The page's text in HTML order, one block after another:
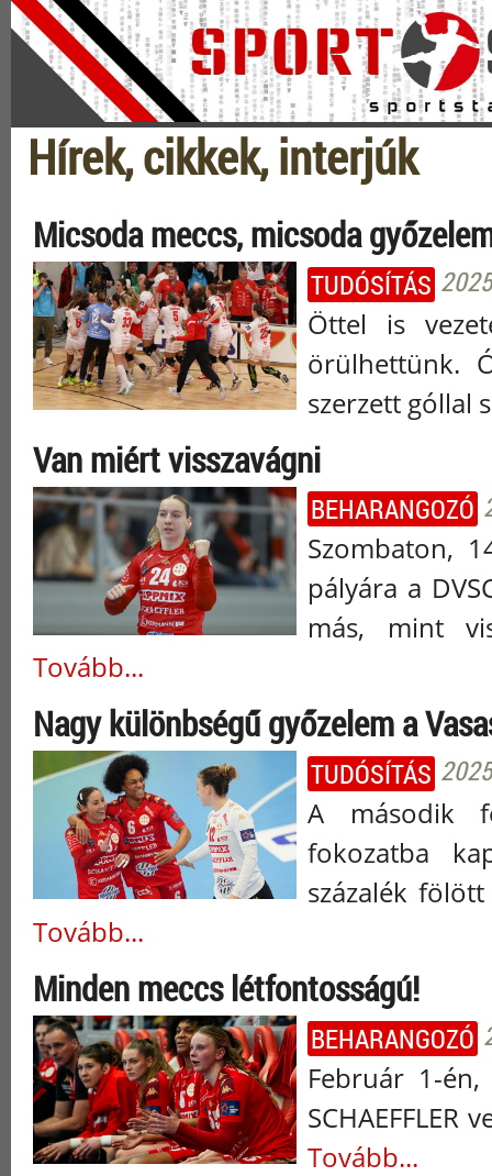
Hírek, cikkek, interjúk
Micsoda meccs, micsoda
TUDÓSÍTÁS
Öttel is
örülhettünk.
szerzett góllal
Van miért visszavágni
BEHARANGOZÓ
Szombaton,
pályára a
más, mint
Tovább...
Nagy különbségű győzelem a
TUDÓSÍTÁS
A második
fokozatba
százalék
Tovább...
Minden meccs létfontosságú!
BEHARANGOZÓ
Február 1-
Tovább...